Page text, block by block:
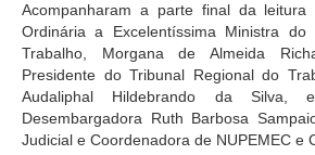
Notícias
Todas as Notícias
Buscar Notícias
Acompanharam a parte final da
Ordinária a Excelentíssima Ministra do
Trabalho, Morgana de Almeida
Presidente do Tribunal Regional do
Audaliphal Hildebrando da Silva,
Desembargadora Ruth Barbosa
Judicial e Coordenadora de NUPEMEC e